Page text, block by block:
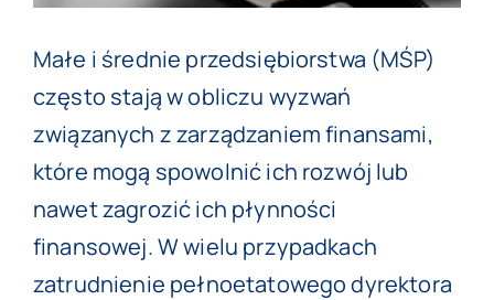
Małe i średnie przedsiębiorstwa (MŚP)
często stają w obliczu wyzwań
związanych z zarządzaniem finansami,
które mogą spowolnić ich rozwój lub
nawet zagrozić ich płynności
finansowej. W wielu przypadkach
zatrudnienie pełnoetatowego dyrektora